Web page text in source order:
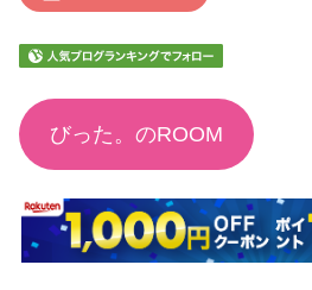
びった。のROOM